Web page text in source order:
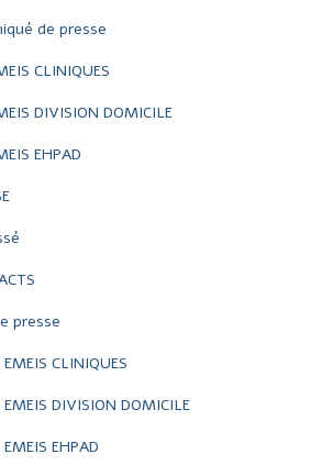
de presse
CLINIQUES
DIVISION DOMICILE
EHPAD
presse
CLINIQUES
EMEIS DIVISION DOMICILE
EHPAD